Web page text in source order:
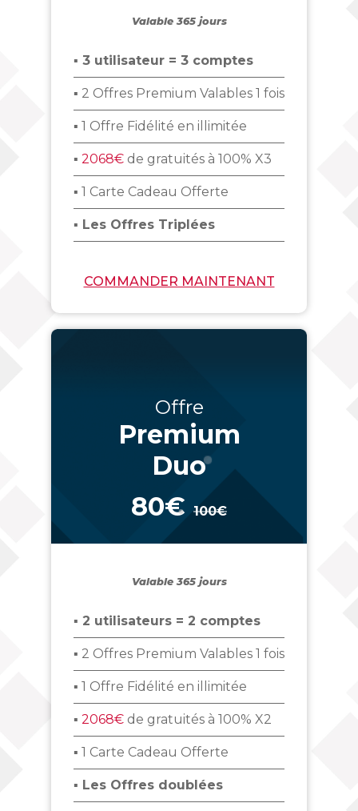
Offre
Premium
Duo
80€ 100€
Valable 365 jours
▪ 2 utilisateurs = 2 comptes
▪ 2 Offres Premium Valables 1 fois
▪ 1 Offre Fidélité en illimitée
▪ 2068€ de gratuités à 100% X2
▪ 1 Carte Cadeau Offerte
▪ Les Offres doublées
Valable 365 jours
▪ 3 utilisateur = 3 comptes
▪ 2 Offres Premium Valables 1 fois
▪ 1 Offre Fidélité en illimitée
▪ 2068€ de gratuités à 100% X3
▪ 1 Carte Cadeau Offerte
▪ Les Offres Triplées
COMMANDER MAINTENANT